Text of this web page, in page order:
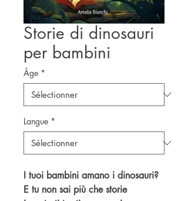
Storie di dinosauri
per bambini
Âge *
Langue *
I tuoi bambini amano i dinosauri?
E tu non sai più che storie